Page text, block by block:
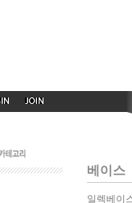
베이스
일렉베이